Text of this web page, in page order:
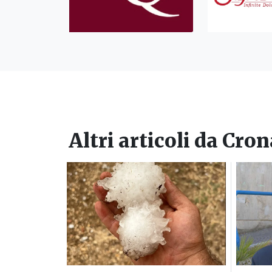
Altri articoli da